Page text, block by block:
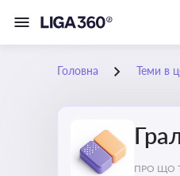
Головна Теми в
ПРО ЩО